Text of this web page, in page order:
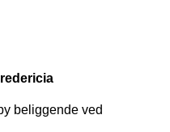
beliggende ved